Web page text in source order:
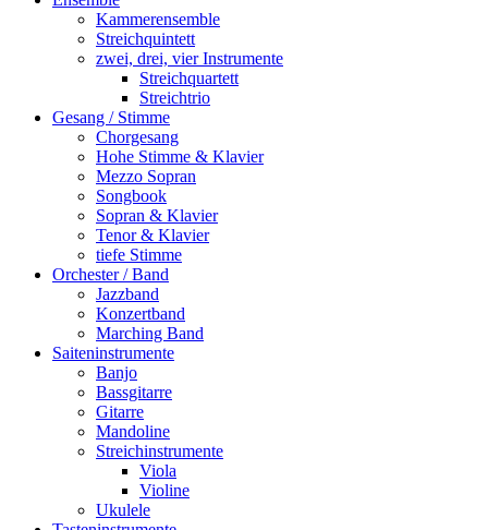
Kammerensemble
Streichquintett
zwei, drei, vier Instrumente
Streichquartett
Streichtrio
Gesang / Stimme
Chorgesang
Hohe Stimme & Klavier
Mezzo Sopran
Songbook
Sopran & Klavier
Tenor & Klavier
tiefe Stimme
Orchester / Band
Jazzband
Konzertband
Marching Band
Saiteninstrumente
Banjo
Bassgitarre
Gitarre
Mandoline
Streichinstrumente
Viola
Violine
Ukulele